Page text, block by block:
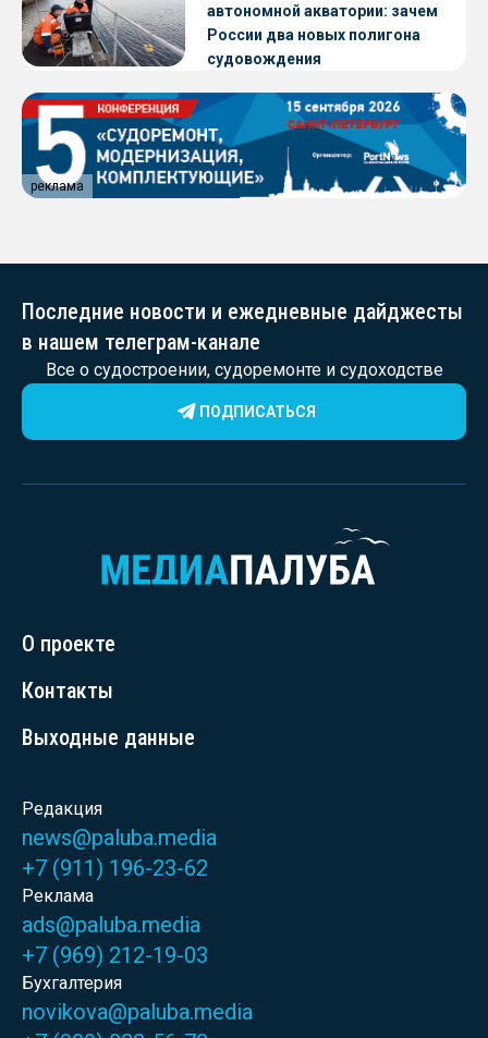
автономной акватории: зачем
России два новых полигона
судовождения
реклама
Последние новости и ежедневные дайджесты
в нашем телеграм-канале
Все о судостроении, судоремонте и судоходстве
ПОДПИСАТЬСЯ
О проекте
Контакты
Выходные данные
Редакция
news@paluba.media
+7 (911) 196-23-62
Реклама
ads@paluba.media
+7 (969) 212-19-03
Бухгалтерия
novikova@paluba.media